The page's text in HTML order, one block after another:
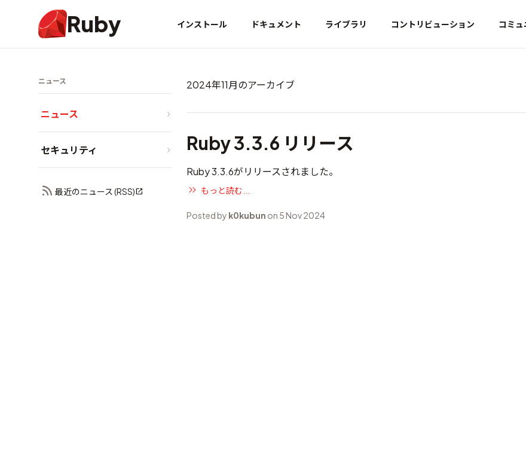
Ruby インストール ドキュメント ライブラリ コントリビューション コミュ
ニュース
ニュース
セキュリティ
最近のニュース (RSS)
2024年11月のアーカイブ
Ruby 3.3.6 リリース
Ruby 3.3.6がリリースされました。
もっと読む...
Posted by k0kubun on 5 Nov 2024